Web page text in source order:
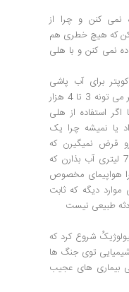
نمی کنن و چرا از
که هیچ خطری هم
نمی کنن و با هلی
برای آب پاشی
استفاده نمی کنن هر هلی کوپتر می تونه 3 تا 4 هزار
استفاده از هلی
یا نمیشه چرا یک
مسافربری 300 نفرو قرض نمیگیرن که
بجای صندلی ها بشکه های 70 لیتری آب بذارن که
چرا هواپیمای مخصوص
دیگه که ثابت
طبیعی نیست
شروع کرد که
شیمیایی توی جنگ ها
بیماری های عجیب